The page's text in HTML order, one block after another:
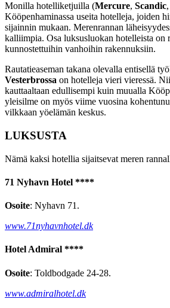
Monilla hotelliketjuilla (Mercure, Scandic,
Kööpenhaminassa useita hotelleja, joiden
sijainnin mukaan. Merenrannan
kalliimpia. Osa luksusluokan hotelleista on
kunnostettuihin vanhoihin rakennuksiin.
Rautatieaseman takana olevalla entisellä
Vesterbrossa on hotelleja vieri vieressä.
kauttaaltaan edullisempi kuin muualla
yleisilme on myös viime vuosina
vilkkaan yöelämän keskus.
LUKSUSTA
Nämä kaksi hotellia sijaitsevat meren
71 Nyhavn Hotel ****
Osoite: Nyhavn 71.
www.71nyhavnhotel.dk
Hotel Admiral ****
Osoite: Toldbodgade 24-28.
www.admiralhotel.dk